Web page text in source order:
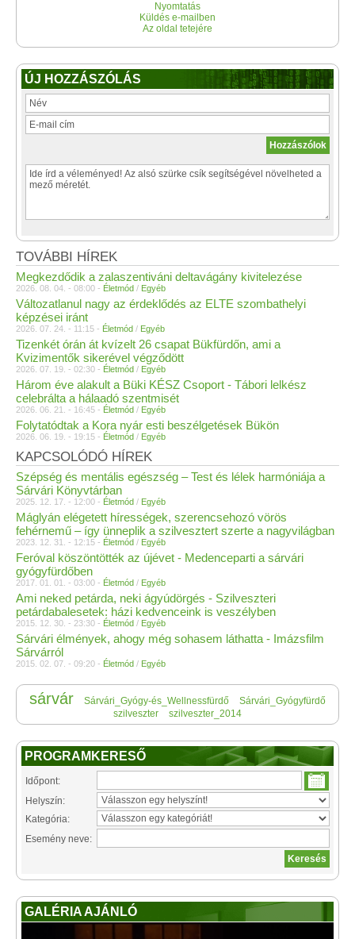
Nyomtatás
Küldés e-mailben
Az oldal tetejére
ÚJ HOZZÁSZÓLÁS
TOVÁBBI HÍREK
Megkezdődik a zalaszentiváni deltavágány kivitelezése
2026. 08. 04. - 08:00 - Életmód / Egyéb
Változatlanul nagy az érdeklődés az ELTE szombathelyi
képzései iránt
2026. 07. 24. - 11:15 - Életmód / Egyéb
Tizenkét órán át kvízelt 26 csapat Bükfürdőn, ami a
Kvizimentők sikerével végződött
2026. 07. 19. - 02:30 - Életmód / Egyéb
Három éve alakult a Büki KÉSZ Csoport - Tábori lelkész
celebrálta a hálaadó szentmisét
2026. 06. 21. - 16:45 - Életmód / Egyéb
Folytatódtak a Kora nyár esti beszélgetések Bükön
2026. 06. 19. - 19:15 - Életmód / Egyéb
KAPCSOLÓDÓ HÍREK
Szépség és mentális egészség – Test és lélek harmóniája a
Sárvári Könyvtárban
2025. 12. 17. - 12:00 - Életmód / Egyéb
Máglyán elégetett hírességek, szerencsehozó vörös
fehérnemű – így ünneplik a szilvesztert szerte a nagyvilágban
2023. 12. 31. - 12:15 - Életmód / Egyéb
Feróval köszöntötték az újévet - Medenceparti a sárvári
gyógyfürdőben
2017. 01. 01. - 03:00 - Életmód / Egyéb
Ami neked petárda, neki ágyúdörgés - Szilveszteri
petárdabalesetek: házi kedvenceink is veszélyben
2015. 12. 30. - 23:30 - Életmód / Egyéb
Sárvári élmények, ahogy még sohasem láthatta - Imázsfilm
Sárvárról
2015. 02. 07. - 09:20 - Életmód / Egyéb
sárvár Sárvári_Gyógy-és_Wellnessfürdő
Sárvári_Gyógyfürdő
szilveszter
szilveszter_2014
PROGRAMKERESŐ
Időpont:
Helyszín:
Kategória:
Esemény neve:
GALÉRIA AJÁNLÓ